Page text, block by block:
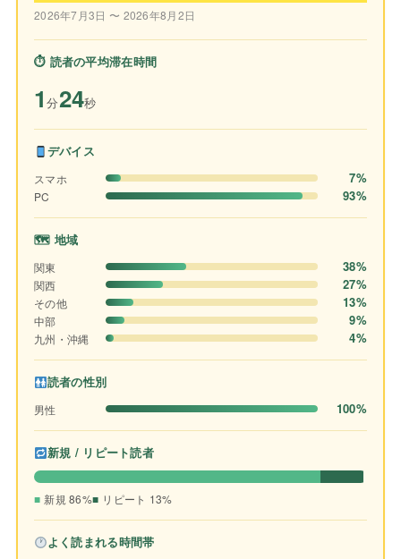
2026年7月3日 〜 2026年8月2日
⏱ 読者の平均滞在時間
1分24秒
デバイス
スマホ 7%
PC 93%
🗺 地域
関東 38%
関西 27%
その他 13%
中部 9%
九州・沖縄 4%
読者の性別
男性 100%
新規 / リピート読者
新規 86% リピート 13%
よく読まれる時間帯